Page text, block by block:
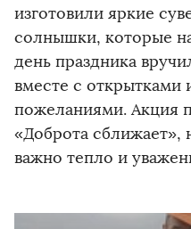
изготовили яркие
солнышки, которые
день праздника
вместе с
пожеланиями. Акция
«Доброта сближает»,
важно тепло и